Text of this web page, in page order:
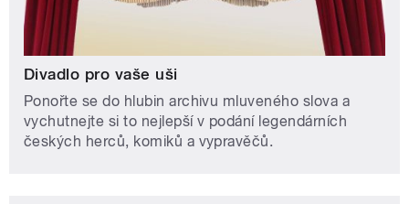
Divadlo pro vaše uši
Ponořte se do hlubin archivu mluveného slova a
vychutnejte si to nejlepší v podání legendárních
českých herců, komiků a vypravěčů.